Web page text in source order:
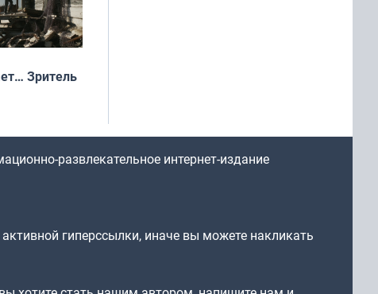
Зритель
развлекательное интернет-издание
гиперссылки, иначе вы можете накликать